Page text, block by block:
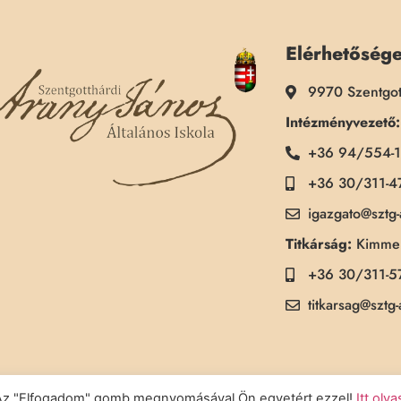
9970
Intézményvezető:
+36 94/554-
+36 30/311-
Titkárság:
+36 30/311-